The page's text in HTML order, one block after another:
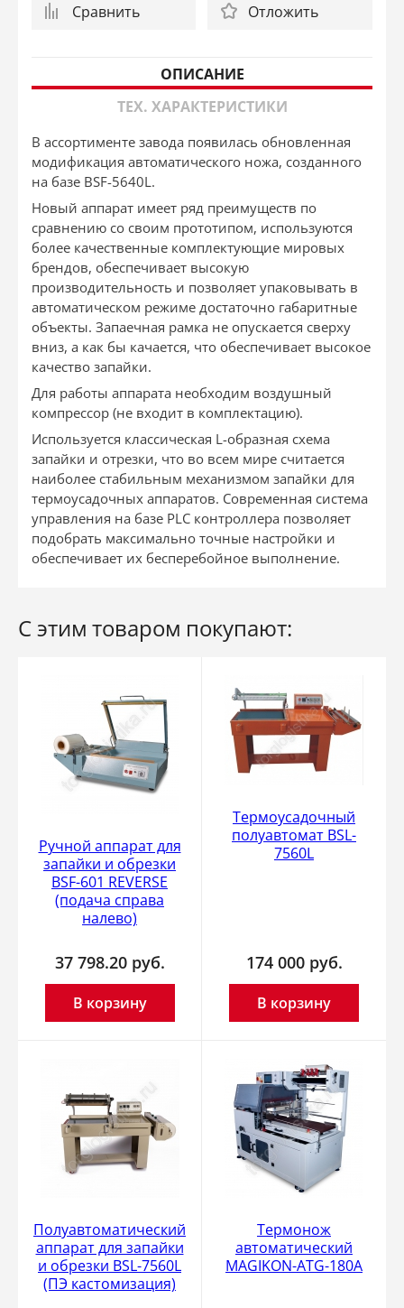
Сравнить Отложить
ОПИСАНИЕ
ТЕХ. ХАРАКТЕРИСТИКИ
В ассортименте завода появилась обновленная
модификация автоматического ножа, созданного
на базе BSF-5640L.
Новый аппарат имеет ряд преимуществ по
сравнению со своим прототипом, используются
более качественные комплектующие мировых
брендов, обеспечивает высокую
производительность и позволяет упаковывать в
автоматическом режиме достаточно габаритные
объекты. Запаечная рамка не опускается сверху
вниз, а как бы качается, что обеспечивает высокое
качество запайки.
Для работы аппарата необходим воздушный
компрессор (не входит в комплектацию).
Используется классическая L-образная схема
запайки и отрезки, что во всем мире считается
наиболее стабильным механизмом запайки для
термоусадочных аппаратов. Современная система
управления на базе PLC контроллера позволяет
подобрать максимально точные настройки и
обеспечивает их бесперебойное выполнение.
С этим товаром покупают:
Ручной аппарат для
запайки и обрезки
BSF-601 REVERSE
(подача справа
налево)
37 798.20 руб.
В корзину
Термоусадочный
полуавтомат BSL-
7560L
174 000 руб.
В корзину
Полуавтоматический
аппарат для запайки
и обрезки BSL-7560L
(ПЭ кастомизация)
Термонож
автоматический
MAGIKON-ATG-180A